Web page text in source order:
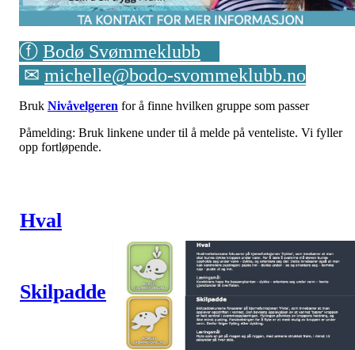
ⓕ Bodø Svømmeklubb
✉︎ michelle@bodo-svommeklubb.no
Bruk Nivåvelgeren for å finne hvilken gruppe som passer
Påmelding: Bruk linkene under til å melde på venteliste. Vi fyller
opp fortløpende.
Hval
Skilpadde